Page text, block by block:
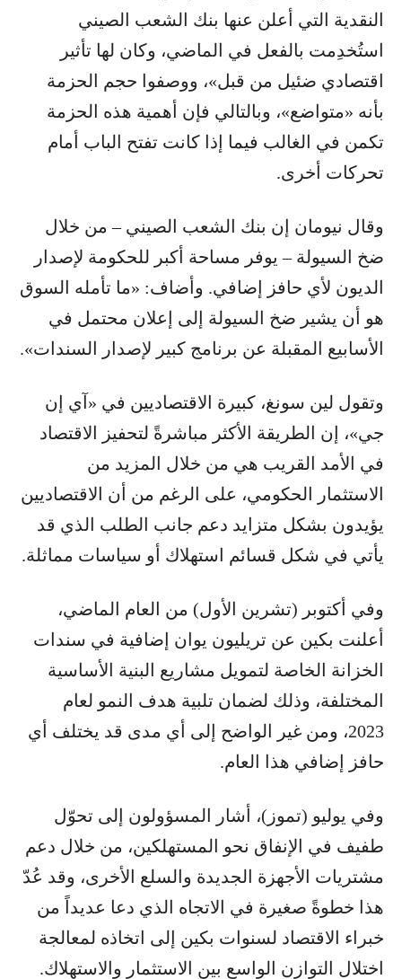
النقدية التي أعلن عنها بنك الشعب الصيني
استُخدِمت بالفعل في الماضي، وكان لها تأثير
اقتصادي ضئيل من قبل»، ووصفوا حجم الحزمة
بأنه «متواضع»، وبالتالي فإن أهمية هذه الحزمة
تكمن في الغالب فيما إذا كانت تفتح الباب أمام
تحركات أخرى.
وقال نيومان إن بنك الشعب الصيني – من خلال
ضخ السيولة – يوفر مساحة أكبر للحكومة لإصدار
الديون لأي حافز إضافي. وأضاف: «ما تأمله السوق
هو أن يشير ضخ السيولة إلى إعلان محتمل في
الأسابيع المقبلة عن برنامج كبير لإصدار السندات».
وتقول لين سونغ، كبيرة الاقتصاديين في «آي إن
جي»، إن الطريقة الأكثر مباشرةً لتحفيز الاقتصاد
في الأمد القريب هي من خلال المزيد من
الاستثمار الحكومي، على الرغم من أن الاقتصاديين
يؤيدون بشكل متزايد دعم جانب الطلب الذي قد
يأتي في شكل قسائم استهلاك أو سياسات مماثلة.
وفي أكتوبر (تشرين الأول) من العام الماضي،
أعلنت بكين عن تريليون يوان إضافية في سندات
الخزانة الخاصة لتمويل مشاريع البنية الأساسية
المختلفة، وذلك لضمان تلبية هدف النمو لعام
2023، ومن غير الواضح إلى أي مدى قد يختلف أي
حافز إضافي هذا العام.
وفي يوليو (تموز)، أشار المسؤولون إلى تحوّل
طفيف في الإنفاق نحو المستهلكين، من خلال دعم
مشتريات الأجهزة الجديدة والسلع الأخرى، وقد عُدّ
هذا خطوةً صغيرة في الاتجاه الذي دعا عديداً من
خبراء الاقتصاد لسنوات بكين إلى اتخاذه لمعالجة
اختلال التوازن الواسع بين الاستثمار والاستهلاك.